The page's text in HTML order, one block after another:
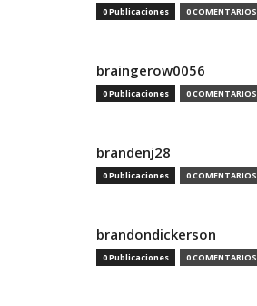
0 Publicaciones 0 COMENTARIOS
braingerow0056
0 Publicaciones 0 COMENTARIOS
brandenj28
0 Publicaciones 0 COMENTARIOS
brandondickerson
0 Publicaciones 0 COMENTARIOS